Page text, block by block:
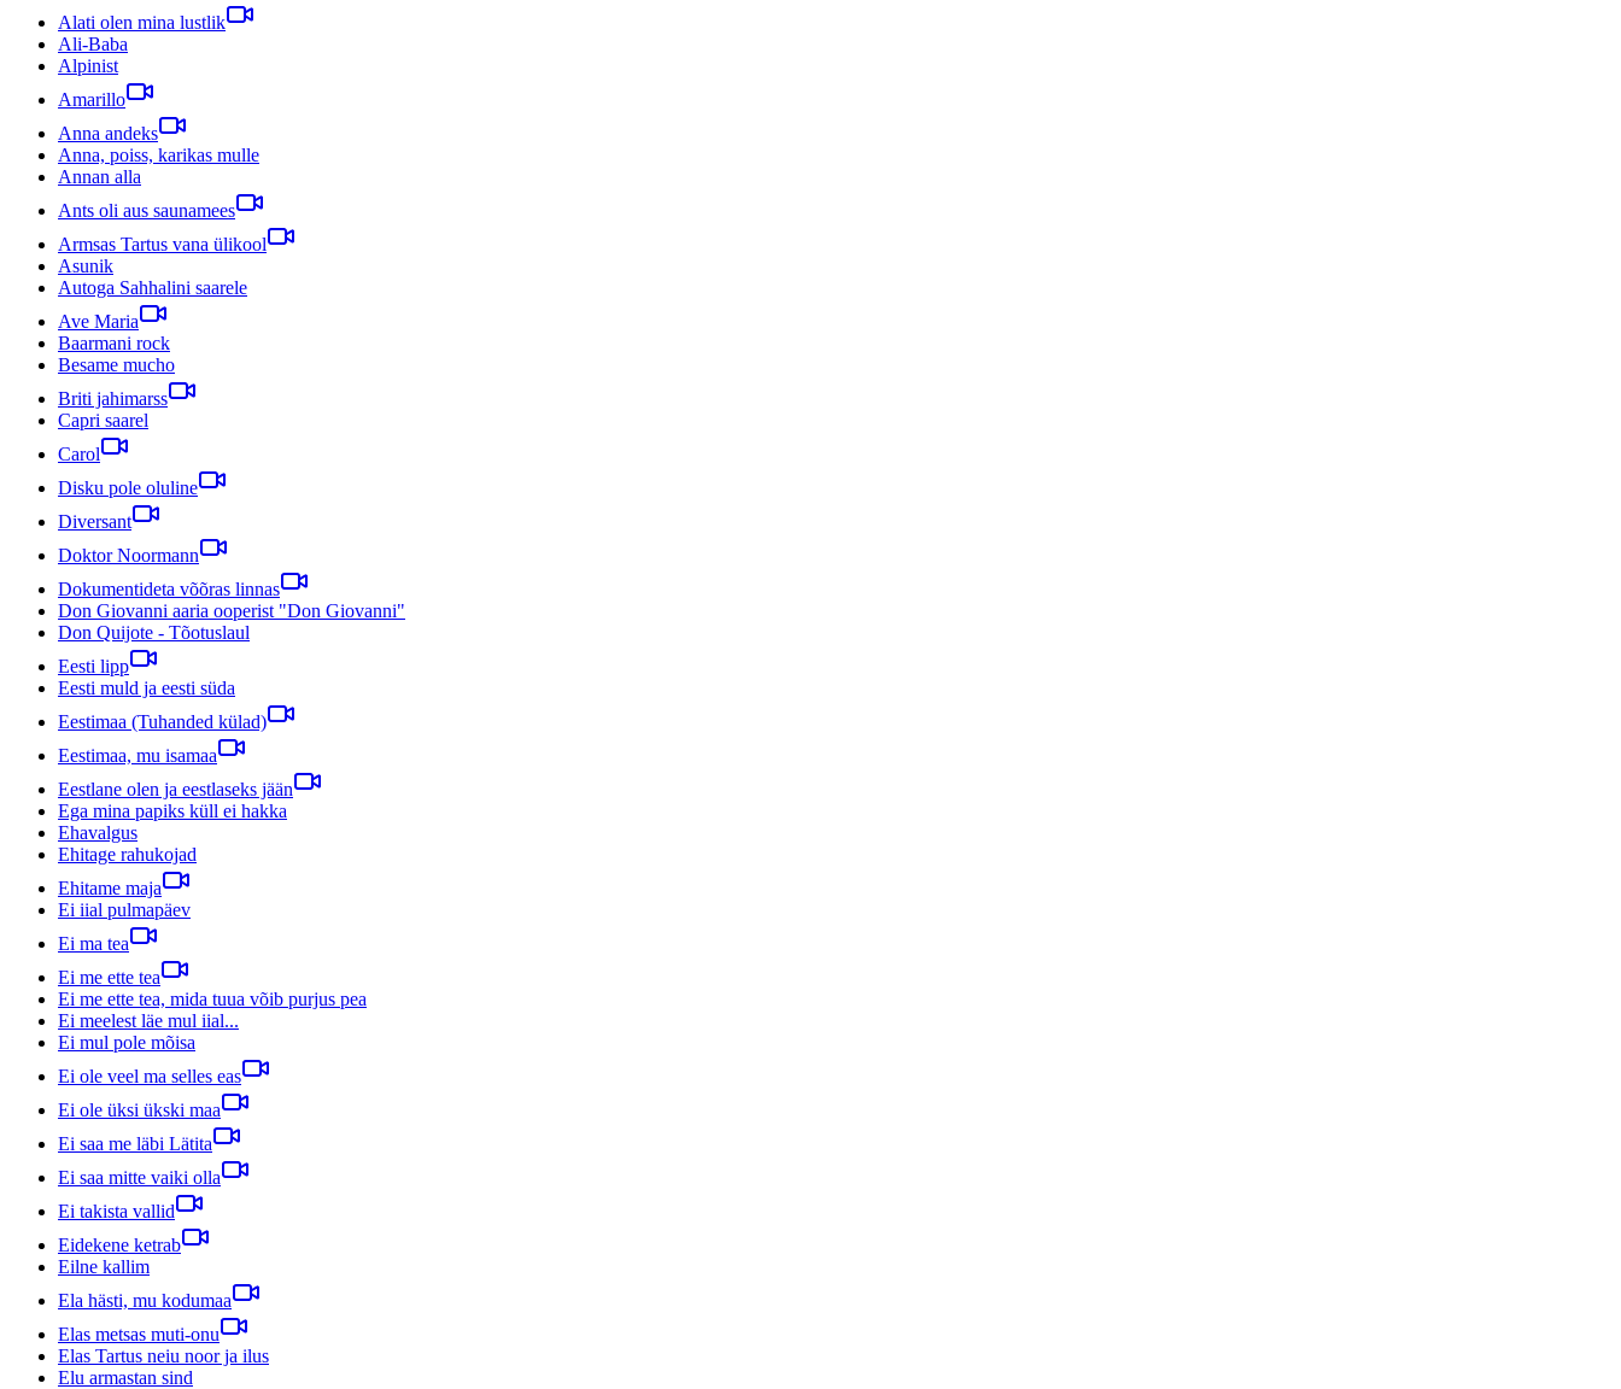
Alati olen mina lustlik
Ali-Baba
Alpinist
Amarillo
Anna andeks
Anna, poiss, karikas mulle
Annan alla
Ants oli aus saunamees
Armsas Tartus vana ülikool
Asunik
Autoga Sahhalini saarele
Ave Maria
Baarmani rock
Besame mucho
Briti jahimarss
Capri saarel
Carol
Disku pole oluline
Diversant
Doktor Noormann
Dokumentideta võõras linnas
Don Giovanni aaria ooperist "Don Giovanni"
Don Quijote - Tõotuslaul
Eesti lipp
Eesti muld ja eesti süda
Eestimaa (Tuhanded külad)
Eestimaa, mu isamaa
Eestlane olen ja eestlaseks jään
Ega mina papiks küll ei hakka
Ehavalgus
Ehitage rahukojad
Ehitame maja
Ei iial pulmapäev
Ei ma tea
Ei me ette tea
Ei me ette tea, mida tuua võib purjus pea
Ei meelest läe mul iial...
Ei mul pole mõisa
Ei ole veel ma selles eas
Ei ole üksi ükski maa
Ei saa me läbi Lätita
Ei saa mitte vaiki olla
Ei takista vallid
Eidekene ketrab
Eilne kallim
Ela hästi, mu kodumaa
Elas metsas muti-onu
Elas Tartus neiu noor ja ilus
Elu armastan sind